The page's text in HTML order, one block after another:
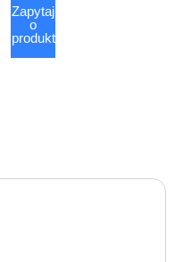
Zapytaj
o
produkt